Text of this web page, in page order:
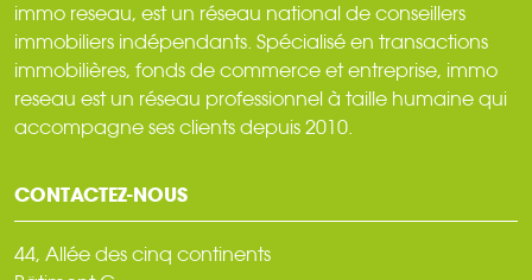
immo reseau, est un réseau national de conseillers
immobiliers indépendants. Spécialisé en transactions
immobilières, fonds de commerce et entreprise, immo
reseau est un réseau professionnel à taille humaine qui
accompagne ses clients depuis 2010.
CONTACTEZ-NOUS
44, Allée des cinq continents